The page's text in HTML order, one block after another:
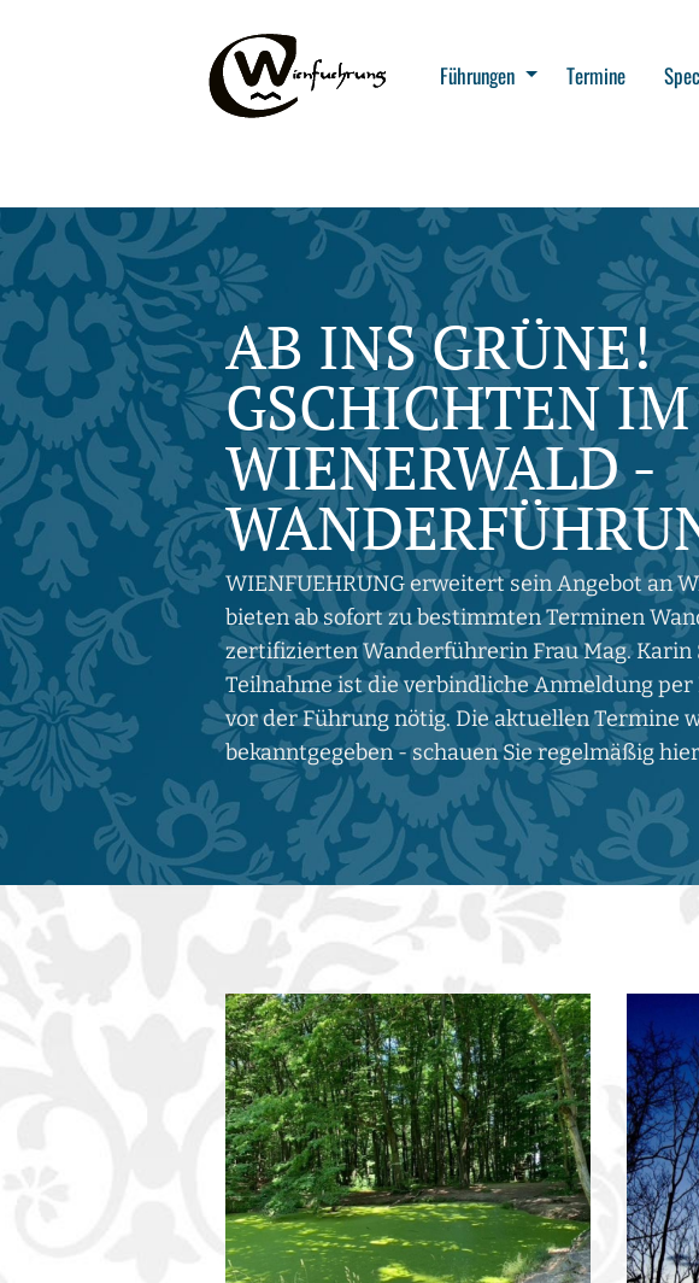
Führungen Termine
AB INS GRÜNE!
GSCHICHTEN IM
WIENERWALD -
WIENFUEHRUNG erweitert sein Angebot an
bieten ab sofort zu bestimmten Terminen
zertifizierten Wanderführerin Frau Mag. Karin
Teilnahme ist die verbindliche Anmeldung per
vor der Führung nötig. Die aktuellen Termine
bekanntgegeben - schauen Sie regelmäßig